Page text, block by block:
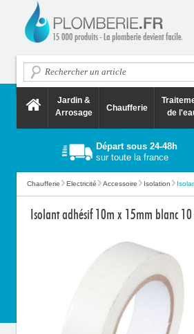
Jardin &
Arrosage
Chaufferie
de
Départ sous 24-48h
sur toute la france
Chaufferie Electricité Accessoire Isolation
Isolant adhésif 10m x 15mm blanc